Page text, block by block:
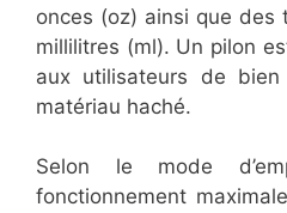
onces (oz) ainsi que des
millilitres (ml). Un pilon
aux utilisateurs de
matériau haché.
Selon le mode
fonctionnement